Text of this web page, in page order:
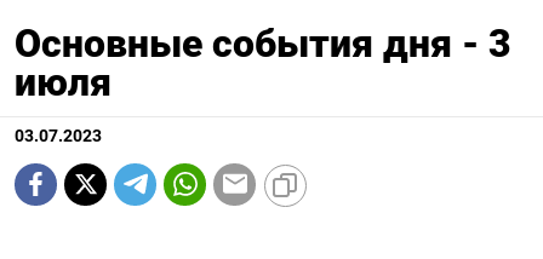
Основные события дня - 3
июля
03.07.2023